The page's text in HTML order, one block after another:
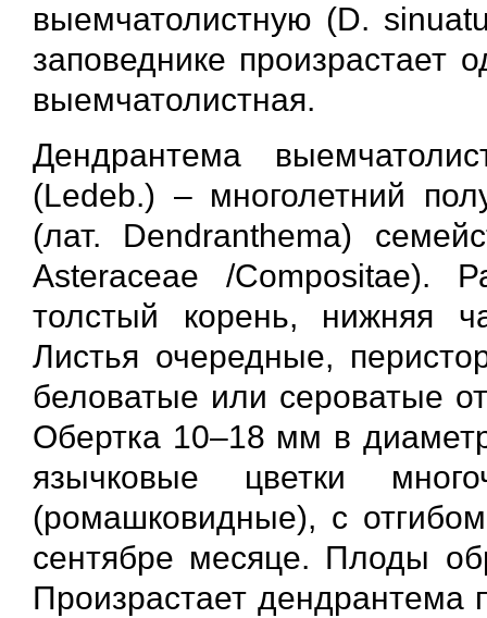
выемчатолистную (D.
заповеднике
выемчатолистная.
Дендрантема
(Ledeb.) – многолетний
(лат. Dendranthema)
Asteraceae /Compositae).
толстый корень, нижняя
Листья очередные,
беловатые или сероватые
Обертка 10–18 мм в
язычковые цветки
(ромашковидные), с
сентябре месяце. Плоды
Произрастает дендрантема